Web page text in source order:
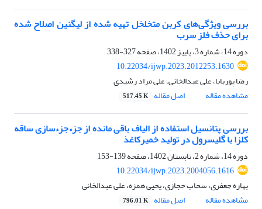
بررسی ویژگی‌های کربن متخلخل تهیه شده از لیگنین اصلاح شده
برای حذف فلز سرب
دوره 14، شماره 3، پاییز 1402، صفحه
327-338
10.22034/ijwp.2023.2012253.1630
رضا پوربابا، علی عبدالخانی، علی مراد رشیدی
مشاهده مقاله
اصل مقاله 517.45 K
بررسی پتانسیل استفاده از الیاف باقی مانده از جزءجزءسازی ساقه
کلزا با گلیسرول در تولید خمیرکاغذ
دوره 14، شماره 2، تابستان 1402، صفحه
139-153
10.22034/ijwp.2023.2004056.1616
بهاره جعفری، سحاب حجازی، یحیی همزه، علی عبدالخانی
مشاهده مقاله
اصل مقاله 796.01 K